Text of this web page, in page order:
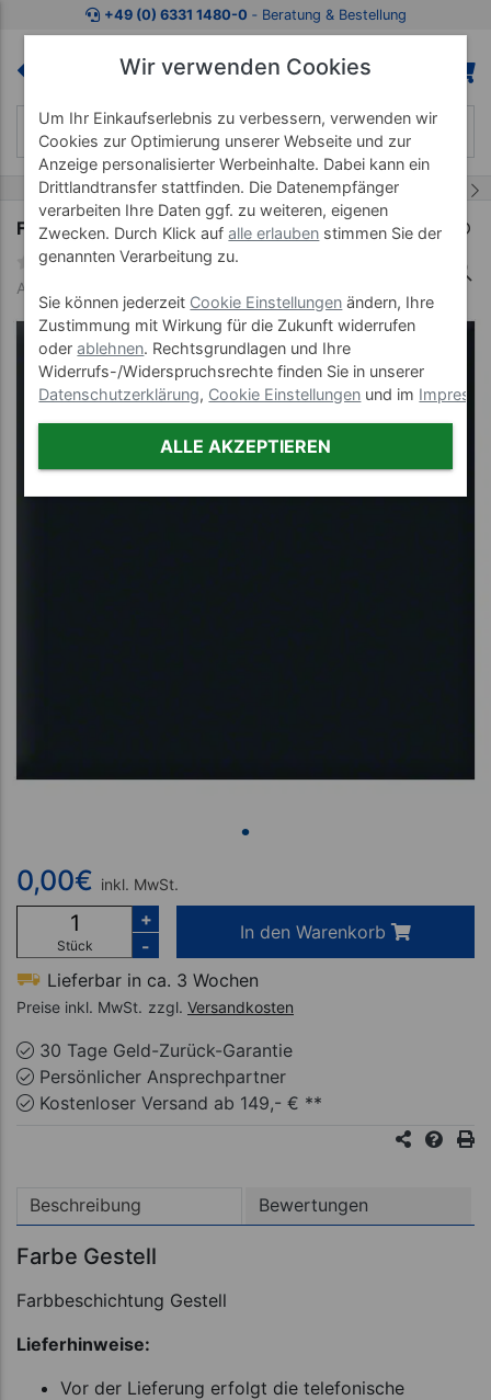
Zum Kaufbereich springen Zur Produktbeschreibung
+49 (0) 6331 1480-0 ‐ Beratung & Bestellung
Farbe Gestell
Art-Nr. 99972--87
0,00€ inkl. MwSt.
Stück
+
-
In den Warenkorb
Lieferbar in ca. 3 Wochen
Preise inkl. MwSt. zzgl. Versandkosten
30 Tage Geld-Zurück-Garantie
Persönlicher Ansprechpartner
Kostenloser Versand ab 149,- € **
Beschreibung Bewertungen
Farbe Gestell
Farbbeschichtung Gestell
Lieferhinweise:
Vor der Lieferung erfolgt die telefonische
Wir verwenden Cookies
Um Ihr Einkaufserlebnis zu verbessern, verwenden wir
Cookies zur Optimierung unserer Webseite und zur
Anzeige personalisierter Werbeinhalte. Dabei kann ein
Drittlandtransfer stattfinden. Die Datenempfänger
verarbeiten Ihre Daten ggf. zu weiteren, eigenen
Zwecken. Durch Klick aufalle erlauben stimmen Sie der
genannten Verarbeitung zu.
Sie können jederzeit Cookie Einstellungen ändern, Ihre
Zustimmung mit Wirkung für die Zukunft widerrufen
oderablehnen. Rechtsgrundlagen und Ihre
Widerrufs-/Widerspruchsrechte finden Sie in unserer
Datenschutzerklärung, Cookie Einstellungen und im
ALLE AKZEPTIEREN